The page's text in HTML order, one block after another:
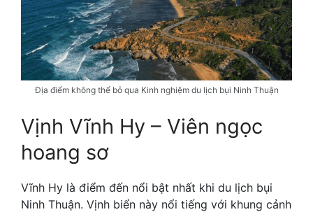
Địa điểm không thể bỏ qua Kinh nghiệm du lịch bụi Ninh Thuận
Vịnh Vĩnh Hy – Viên ngọc
hoang sơ
Vĩnh Hy là điểm đến nổi bật nhất khi du lịch bụi
Ninh Thuận. Vịnh biển này nổi tiếng với khung cảnh